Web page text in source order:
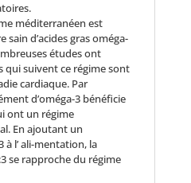
méditerranéen est
sain d’acides gras oméga-
études ont
qui suivent ce régime sont
cardiaque. Par
d’oméga-3 bénéficie
ont un régime
En ajoutant un
à l’ ali-mentation, la
se rapproche du régime